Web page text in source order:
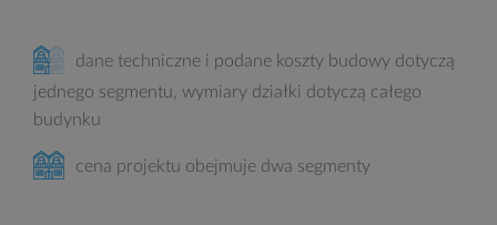
dane techniczne i podane koszty budowy dotyczą
jednego segmentu, wymiary działki dotyczą całego
budynku
cena projektu obejmuje dwa segmenty